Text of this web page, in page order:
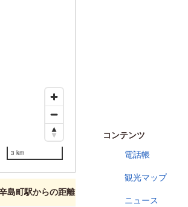
3 km
島町駅からの距離
コンテンツ
電話帳
観光マップ
ニュース